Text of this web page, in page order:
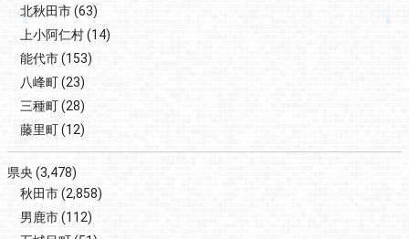
北秋田市(63)
上小阿仁村(14)
能代市(153)
八峰町(23)
三種町(28)
藤里町(12)
県央(3,478)
秋田市(2,858)
男鹿市(112)